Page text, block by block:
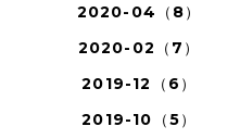
2020-04（8）
2020-02（7）
2019-12（6）
2019-10（5）